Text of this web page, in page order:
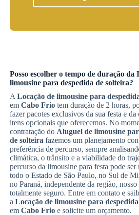
Posso escolher o tempo de duração da
limousine para despedida de solteira?
A Locação de limousine para
em Cabo Frio tem duração de 2 horas,
fazer pacotes exclusivos da sua festa e da
itens opcionais que oferecemos. No
contratação do Aluguel de limousine
de solteira fazemos um planejamento
preferência de percurso, sempre
climática, o trânsito e a viabilidade do
percurso da limousine para festa pode ser
todo o Estado de São Paulo, no Sul de
no Paraná, independente da região,
totalmente seguro. Entre em contato e
a Locação de limousine para
em Cabo Frio e solicite um orçamento.